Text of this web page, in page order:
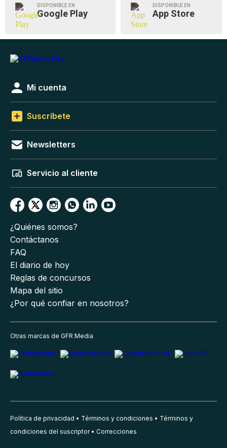
DISPONIBLE EN
Google Play
DISPONIBLE EN
App Store
Mi cuenta
Suscríbete
Newsletters
Servicio al cliente
¿Quiénes somos?
Contáctanos
FAQ
El diario de hoy
Reglas de concursos
Mapa del sitio
¿Por qué confiar en nosotros?
Otras marcas de GFR Media
Política de privacidad Términos y condiciones
Términos y
condiciones del suscriptor
Correcciones